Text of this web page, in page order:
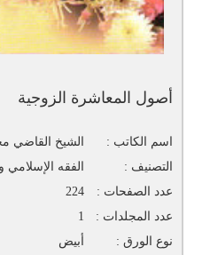
أصول المعاشرة الزوجية
اسم الكاتب :
الشيخ القاضي
التصنيف :
الفقه الإسلامي
عدد الصفحات :
224
عدد المجلدات :
1
نوع الورق :
أبيض